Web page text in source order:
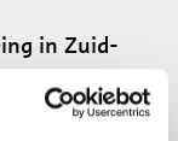
in Zuid-
u in Zuid-Tirol